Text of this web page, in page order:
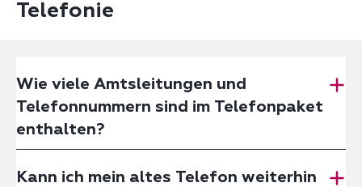
Telefonie
Wie viele Amtsleitungen und
Telefonnummern sind im Telefonpaket
enthalten?
Kann ich mein altes Telefon weiterhin